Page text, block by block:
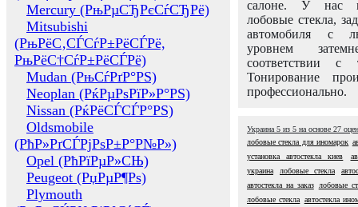
Mercury (РњРµСЂРєСѓСЂРё)
Mitsubishi
(РњРёС‚СЃСѓР±РёСЃРё,
РњРёС†СѓР±РёСЃРё)
Mudan (РњСѓРґР°РЅ)
Neoplan (РќРµРѕРїР»Р°РЅ)
Nissan (РќРёСЃСЃР°РЅ)
Oldsmobile
(РћР»РґСЃРјРѕР±Р°Р№Р»)
Opel (РћРїРµР»СЊ)
Peugeot (РџРµР¶Рѕ)
Plymouth
салоне. У нас
лобовые стекла,
автомобиля с
уровнем
соответствии с
Тонирование
профессионально.
Украина 5 из 5 на основе 27
лобовые стекла для иномарок
установка автостекла киев
украина
лобовые стекла
автостекла на заказ
лобовые
лобовые стекла автостекла